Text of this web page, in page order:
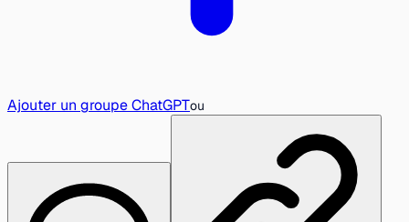
Ajouter un groupe ChatGPTou